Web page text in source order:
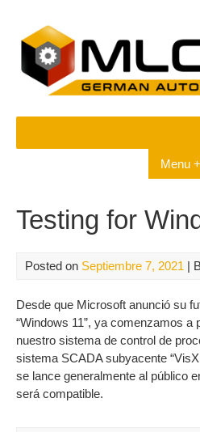
content
Menu +
Testing for
Posted on Septiembre 7, 2021 |
Desde que Microsoft anunció su
“Windows 11”, ya comenzamos a
nuestro sistema de control de
sistema SCADA subyacente
se lance generalmente al público
será compatible.